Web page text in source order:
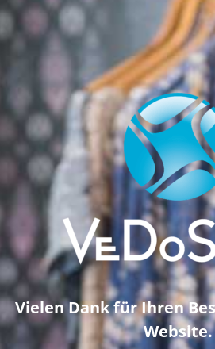
Vielen Dank für Ihren
Website.